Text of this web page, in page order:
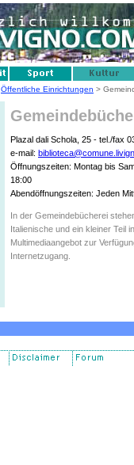
Öffentliche Einrichtungen >
Plazal dali Schola, 25 - tel./fax
e-mail:
Öffnungszeiten: Montag bis
18:00
Abendöffnungszeiten: Jeden
In der Gemeindebücherei
Italienische und ein kleiner Teil
Multimediaangebot zur
Internetzugang.